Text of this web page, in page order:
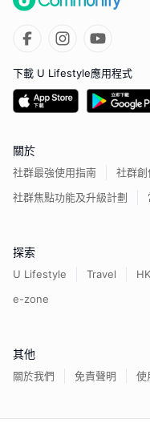
下載 U Lifestyle應用程式
關於
社群最強使用指南
社群創
社群焦點功能及升級計劃
探索
U Lifestyle Travel HK
e-zone
其他
關於我們 免責聲明 使